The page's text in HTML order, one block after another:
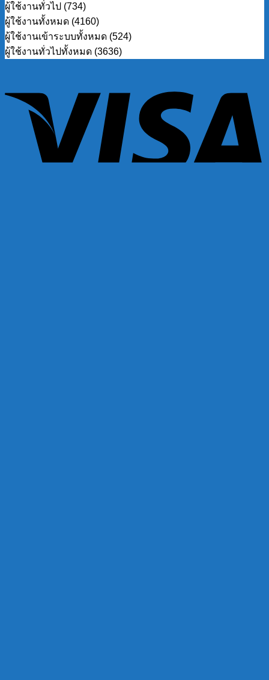
ผู้ใช้งานทั่วไป (734)
ผู้ใช้งานทั้งหมด (4160)
ผู้ใช้งานเข้าระบบทั้งหมด (524)
ผู้ใช้งานทั่วไปทั้งหมด (3636)